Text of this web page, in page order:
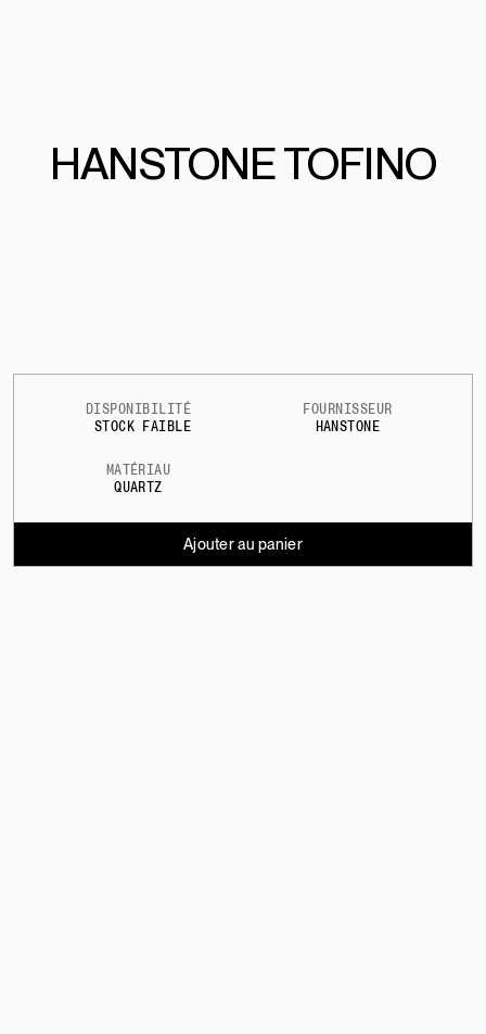
HANSTONE TOFINO
DISPONIBILITÉ
STOCK FAIBLE
FOURNISSEUR
HANSTONE
MATÉRIAU
QUARTZ
Ajouter au panier